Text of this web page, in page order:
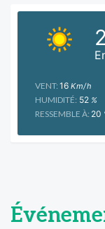
VENT: 16 Km/h
HUMIDITÉ: 52 %
RESSEMBLE À: 20